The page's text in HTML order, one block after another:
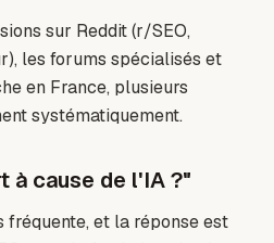
sur Reddit (r/SEO,
les forums spécialisés et
en France, plusieurs
systématiquement.
à cause de l'IA ?"
et la réponse est